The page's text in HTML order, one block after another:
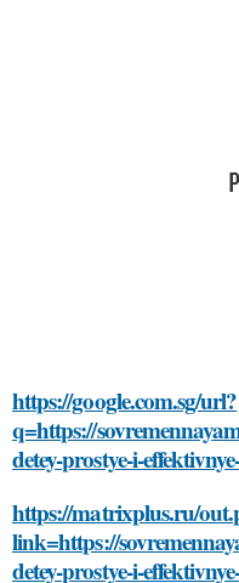
https://google.com.sg/url?
q=https://
detey-prostye-i-
https://matrixplus.ru/
link=https://
detey-prostye-i-